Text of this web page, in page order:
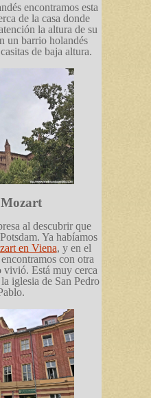
encontramos esta
de la casa donde
la altura de su
un barrio holandés
de baja altura.
Mozart
al descubrir que
Ya habíamos
en Viena, y en el
con otra
vivió. Está muy cerca
iglesia de San Pedro